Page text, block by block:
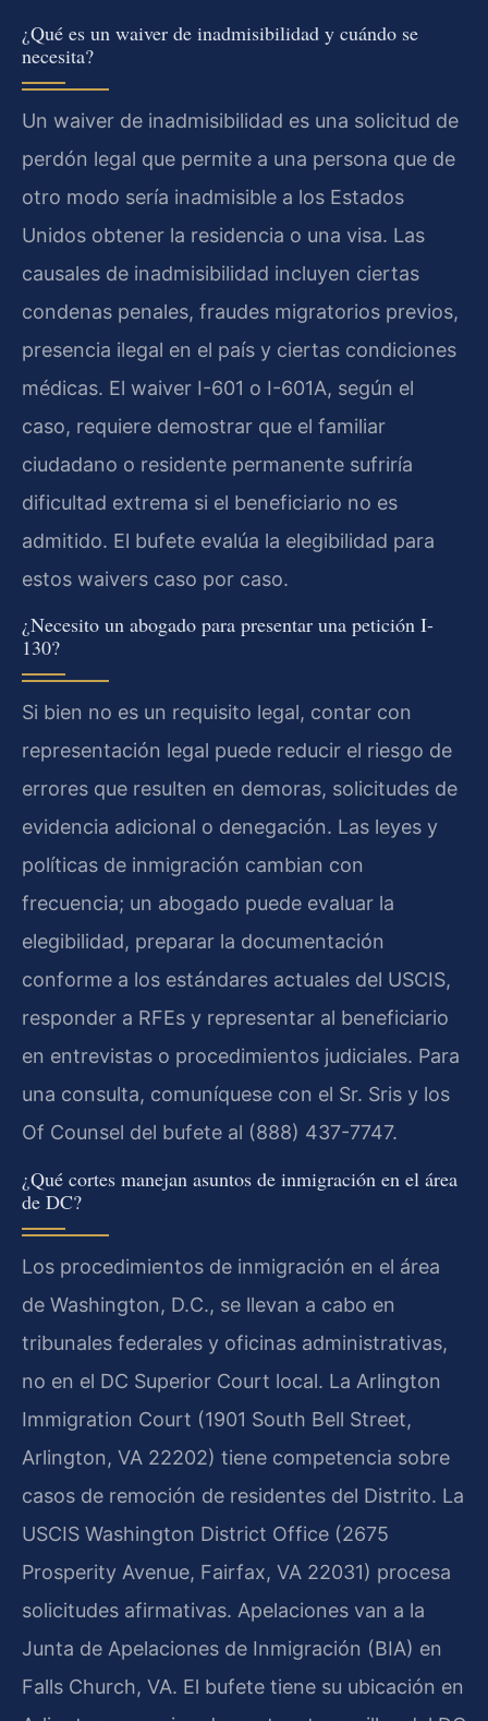
¿Qué es un waiver de inadmisibilidad y cuándo se
necesita?
Un waiver de inadmisibilidad es una solicitud de
perdón legal que permite a una persona que de
otro modo sería inadmisible a los Estados
Unidos obtener la residencia o una visa. Las
causales de inadmisibilidad incluyen ciertas
condenas penales, fraudes migratorios previos,
presencia ilegal en el país y ciertas condiciones
médicas. El waiver I-601 o I-601A, según el
caso, requiere demostrar que el familiar
ciudadano o residente permanente sufriría
dificultad extrema si el beneficiario no es
admitido. El bufete evalúa la elegibilidad para
estos waivers caso por caso.
¿Necesito un abogado para presentar una petición I-
130?
Si bien no es un requisito legal, contar con
representación legal puede reducir el riesgo de
errores que resulten en demoras, solicitudes de
evidencia adicional o denegación. Las leyes y
políticas de inmigración cambian con
frecuencia; un abogado puede evaluar la
elegibilidad, preparar la documentación
conforme a los estándares actuales del USCIS,
responder a RFEs y representar al beneficiario
en entrevistas o procedimientos judiciales. Para
una consulta, comuníquese con el Sr. Sris y los
Of Counsel del bufete al (888) 437-7747.
¿Qué cortes manejan asuntos de inmigración en el área
de DC?
Los procedimientos de inmigración en el área
de Washington, D.C., se llevan a cabo en
tribunales federales y oficinas administrativas,
no en el DC Superior Court local. La Arlington
Immigration Court (1901 South Bell Street,
Arlington, VA 22202) tiene competencia sobre
casos de remoción de residentes del Distrito. La
USCIS Washington District Office (2675
Prosperity Avenue, Fairfax, VA 22031) procesa
solicitudes afirmativas. Apelaciones van a la
Junta de Apelaciones de Inmigración (BIA) en
Falls Church, VA. El bufete tiene su ubicación en